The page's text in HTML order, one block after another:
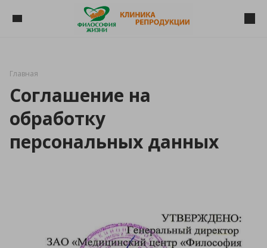
Главная
Соглашение на
обработку
персональных данных